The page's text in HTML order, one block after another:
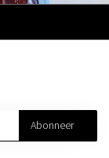
Abonneer